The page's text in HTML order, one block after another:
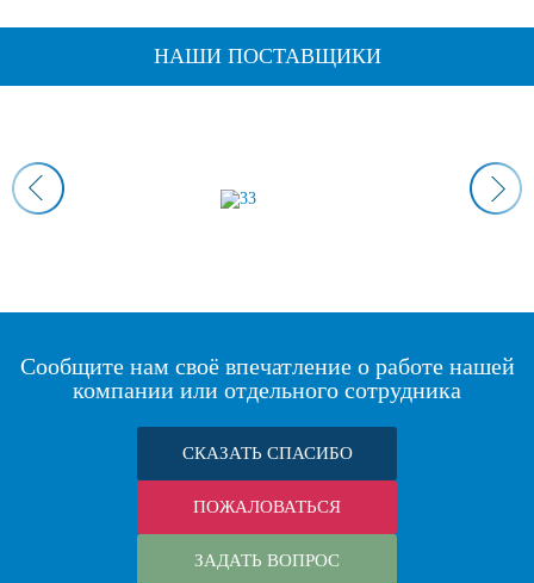
НАШИ ПОСТАВЩИКИ
Сообщите нам своё впечатление о работе нашей
компании или отдельного сотрудника
СКАЗАТЬ СПАСИБО
ПОЖАЛОВАТЬСЯ
ЗАДАТЬ ВОПРОС